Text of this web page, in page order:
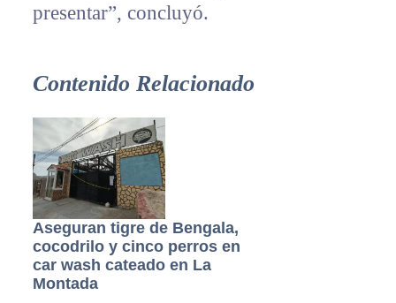
presentar”, concluyó.
Contenido Relacionado
Aseguran tigre de Bengala,
cocodrilo y cinco perros en
car wash cateado en La
Montada